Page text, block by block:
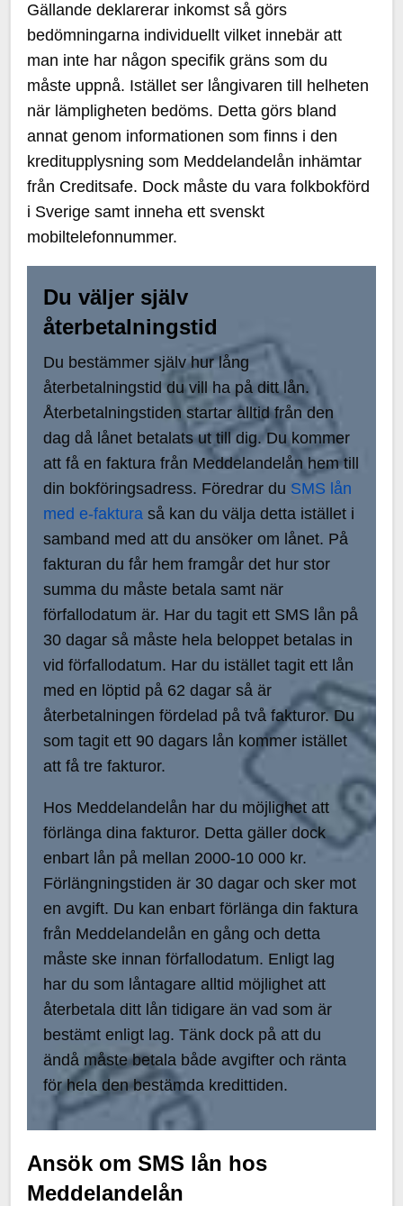
Gällande deklarerar inkomst så görs
bedömningarna individuellt vilket innebär att
man inte har någon specifik gräns som du
måste uppnå. Istället ser långivaren till helheten
när lämpligheten bedöms. Detta görs bland
annat genom informationen som finns i den
kreditupplysning som Meddelandelån inhämtar
från Creditsafe. Dock måste du vara folkbokförd
i Sverige samt inneha ett svenskt
mobiltelefonnummer.
Du väljer själv
återbetalningstid
Du bestämmer själv hur lång
återbetalningstid du vill ha på ditt lån.
Återbetalningstiden startar alltid från den
dag då lånet betalats ut till dig. Du kommer
att få en faktura från Meddelandelån hem till
din bokföringsadress. Föredrar du SMS lån
med e-faktura så kan du välja detta istället i
samband med att du ansöker om lånet. På
fakturan du får hem framgår det hur stor
summa du måste betala samt när
förfallodatum är. Har du tagit ett SMS lån på
30 dagar så måste hela beloppet betalas in
vid förfallodatum. Har du istället tagit ett lån
med en löptid på 62 dagar så är
återbetalningen fördelad på två fakturor. Du
som tagit ett 90 dagars lån kommer istället
att få tre fakturor.
Hos Meddelandelån har du möjlighet att
förlänga dina fakturor. Detta gäller dock
enbart lån på mellan 2000-10 000 kr.
Förlängningstiden är 30 dagar och sker mot
en avgift. Du kan enbart förlänga din faktura
från Meddelandelån en gång och detta
måste ske innan förfallodatum. Enligt lag
har du som låntagare alltid möjlighet att
återbetala ditt lån tidigare än vad som är
bestämt enligt lag. Tänk dock på att du
ändå måste betala både avgifter och ränta
för hela den bestämda kredittiden.
Ansök om SMS lån hos
Meddelandelån